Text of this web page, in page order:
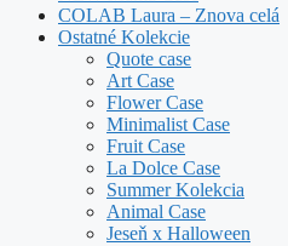
COLAB Laura – Znova celá
Ostatné Kolekcie
Quote case
Art Case
Flower Case
Minimalist Case
Fruit Case
La Dolce Case
Summer Kolekcia
Animal Case
Jeseň x Halloween